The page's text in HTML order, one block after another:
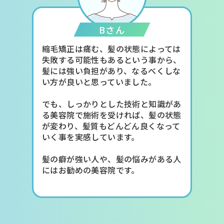
Bさん
縮毛矯正は痛む、髪の状態によっては
失敗する可能性もあるという事から、
髪には強い負担があり、なるべくしな
い方が良いと思っていました。
でも、しっかりとした技術と知識があ
る美容院で施術を受ければ、髪の状態
が変わり、髪質もどんどん良くなって
いく事を実感しています。
髪の癖が強い人や、髪の悩みがある人
にはお勧めの美容院です。